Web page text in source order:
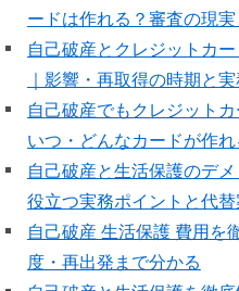
ードは作れる？審査の現
自己破産とクレジットカ
｜影響・再取得の時期と
自己破産でもクレジット
いつ・どんなカードが作
自己破産と生活保護のデ
役立つ実務ポイントと代替
自己破産 生活保護 費用を
度・再出発まで分かる